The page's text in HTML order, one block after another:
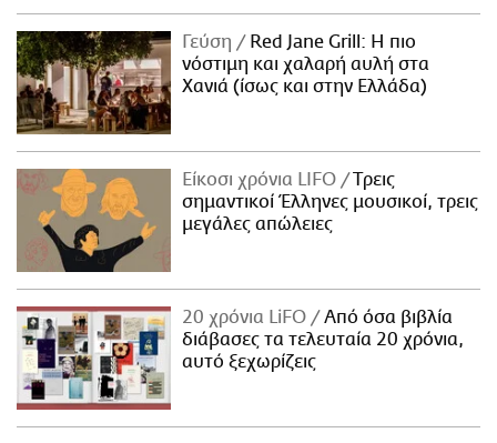
Γεύση
Red Jane Grill: Η πιο
νόστιμη και χαλαρή αυλή στα
Χανιά (ίσως και στην Ελλάδα)
Είκοσι χρόνια LIFO
Tρεις
σημαντικοί Έλληνες μουσικοί, τρεις
μεγάλες απώλειες
20 χρόνια LiFO
Από όσα βιβλία
διάβασες τα τελευταία 20 χρόνια,
αυτό ξεχωρίζεις